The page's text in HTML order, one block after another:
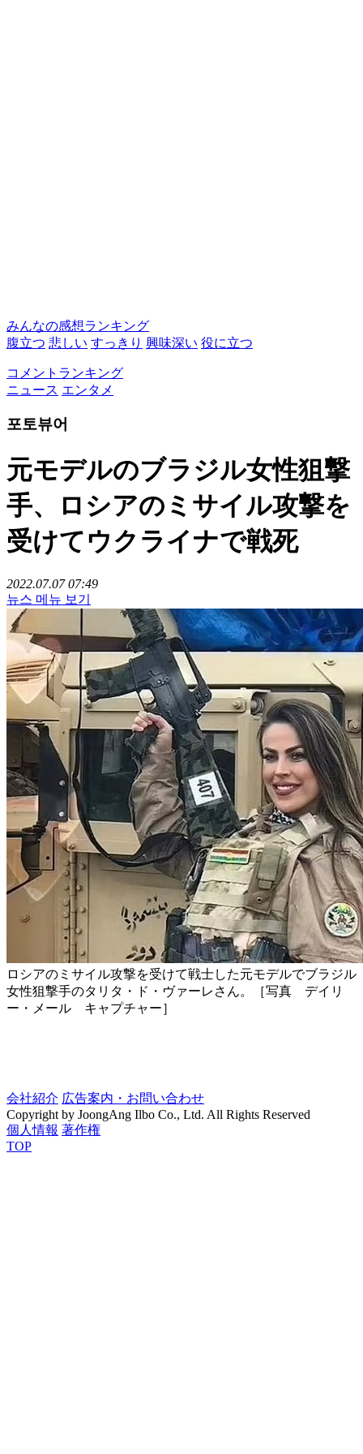
みんなの感想ランキング
腹立つ 悲しい すっきり 興味深い 役に立つ
コメントランキング
ニュース エンタメ
포토뷰어
元モデルのブラジル女性狙撃
手、ロシアのミサイル攻撃を
受けてウクライナで戦死
2022.07.07 07:49
뉴스 메뉴 보기
ロシアのミサイル攻撃を受けて戦士した元モデルでブラジル
女性狙撃手のタリタ・ド・ヴァーレさん。［写真 デイリ
ー・メール キャプチャー］
会社紹介 広告案内・お問い合わせ
Copyright by JoongAng Ilbo Co., Ltd. All Rights Reserved
個人情報 著作権
TOP